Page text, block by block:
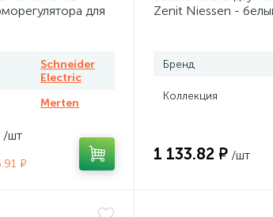
для
Schneider
Electric
Merten
/шт
₽
Zenit Niessen -
Бренд
Коллекция
1 133.82 ₽ /шт